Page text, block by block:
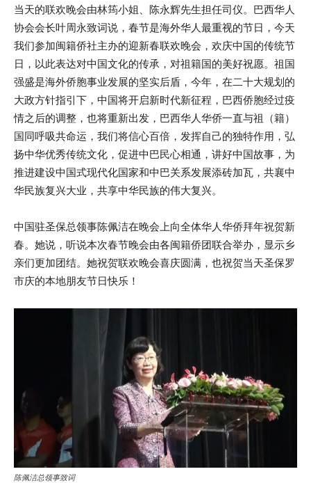
当天的联欢晚会由林筠小姐、陈永辉先生担任司仪。巴西华人
协会会长叶周永致词说，春节是海外华人最重视的节日，今天
我们参加闽籍侨社主办的迎新春联欢晚会，欢庆中国的传统节
日，以此表达对中国文化的传承，对祖籍国的美好祝愿。祖国
强盛是海外侨胞事业发展的坚实后盾，今年，在二十大规划的
大政方针指引下，中国将开启新时代新征程，巴西侨胞经过疫
情之后的调整，也将重新出发，巴西华人华侨一直与祖（籍）
国同呼吸共命运，我们将信心百倍，发挥自己的独特作用，弘
扬中华优秀传统文化，促进中巴民心相通，讲好中国故事，为
推进建设中国式现代化国家和中巴关系发展添砖加瓦，共襄中
华民族复兴大业，共享中华民族的伟大复兴。
中国驻圣保总领事陈佩洁在晚会上向全体华人华侨拜年祝贺新
春。她说，听说本次春节晚会由各闽籍侨团联合举办，显示乡
亲们更加团结。她祝贺联欢晚会喜庆圆满，也祝贺当天圣保罗
市庆的本地朋友节日快乐！
陈佩洁总领事致词